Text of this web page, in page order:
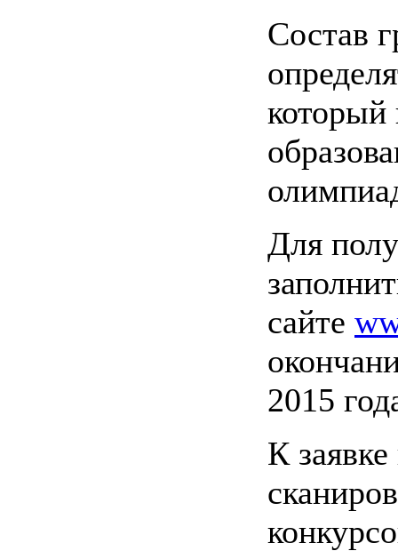
Состав
который
Для
сайте
2015
К